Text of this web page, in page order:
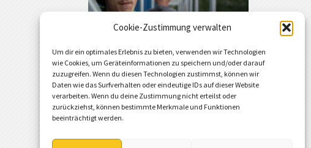
Cookie-Zustimmung verwalten
Um dir ein optimales Erlebnis zu bieten, verwenden wir Technologien
wie Cookies, um Geräteinformationen zu speichern und/oder darauf
zuzugreifen. Wenn du diesen Technologien zustimmst, können wir
Daten wie das Surfverhalten oder eindeutige IDs auf dieser Website
verarbeiten. Wenn du deine Zustimmung nicht erteilst oder
zurückziehst, können bestimmte Merkmale und Funktionen
beeinträchtigt werden.